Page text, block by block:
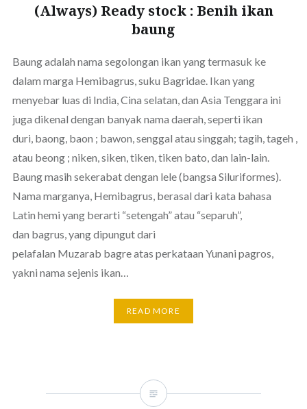
(Always) Ready stock : Benih ikan
baung
Baung adalah nama segolongan ikan yang termasuk ke
dalam marga Hemibagrus, suku Bagridae. Ikan yang
menyebar luas di India, Cina selatan, dan Asia Tenggara ini
juga dikenal dengan banyak nama daerah, seperti ikan
duri, baong, baon ; bawon, senggal atau singgah; tagih, tageh ,
atau beong ; niken, siken, tiken, tiken bato, dan lain-lain.
Baung masih sekerabat dengan lele (bangsa Siluriformes).
Nama marganya, Hemibagrus, berasal dari kata bahasa
Latin hemi yang berarti “setengah” atau “separuh”,
dan bagrus, yang dipungut dari
pelafalan Muzarab bagre atas perkataan Yunani pagros,
yakni nama sejenis ikan…
READ MORE